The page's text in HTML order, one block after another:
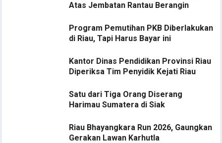
Atas Jembatan Rantau Berangin
Program Pemutihan PKB Diberlakukan
di Riau, Tapi Harus Bayar ini
Kantor Dinas Pendidikan Provinsi Riau
Diperiksa Tim Penyidik Kejati Riau
Satu dari Tiga Orang Diserang
Harimau Sumatera di Siak
Riau Bhayangkara Run 2026, Gaungkan
Gerakan Lawan Karhutla